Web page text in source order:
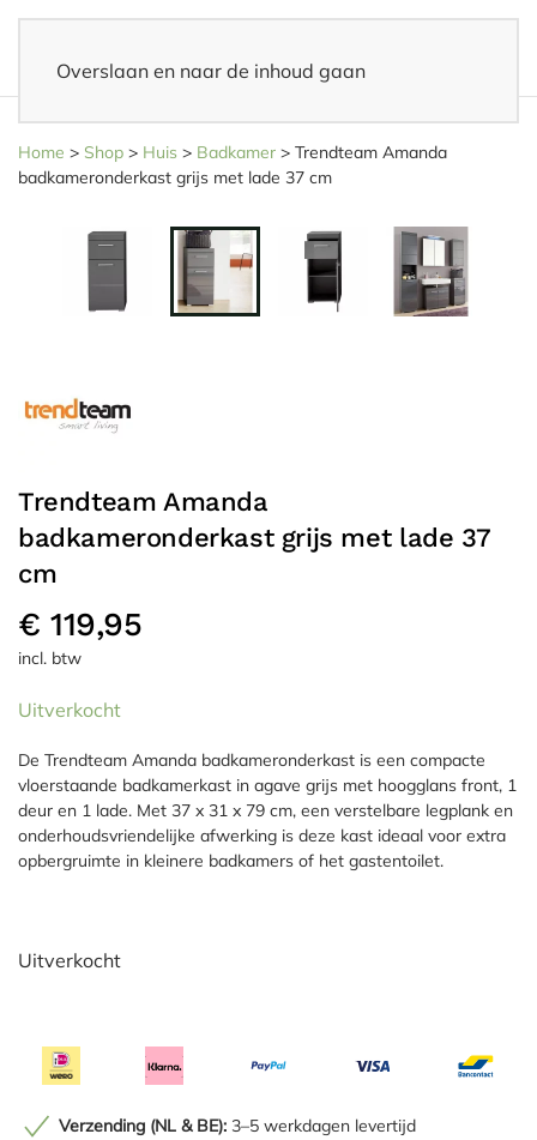
Overslaan en naar de inhoud gaan
Home > Shop > Huis > Badkamer > Trendteam Amanda
badkameronderkast grijs met lade 37 cm
Trendteam Amanda
badkameronderkast grijs met lade 37
cm
€ 119,95
incl. btw
Uitverkocht
De Trendteam Amanda badkameronderkast is een compacte
vloerstaande badkamerkast in agave grijs met hoogglans front, 1
deur en 1 lade. Met 37 x 31 x 79 cm, een verstelbare legplank en
onderhoudsvriendelijke afwerking is deze kast ideaal voor extra
opbergruimte in kleinere badkamers of het gastentoilet.
Uitverkocht
Verzending (NL & BE): 3–5 werkdagen levertijd